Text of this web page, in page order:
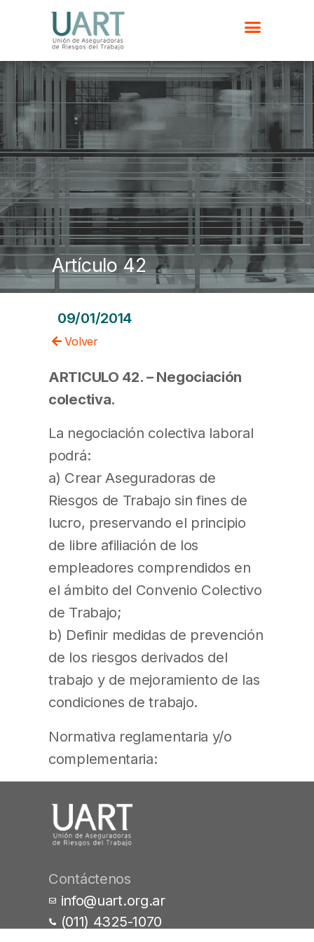
Artículo 42
09/01/2014
Volver
ARTICULO 42. – Negociación
colectiva.
La negociación colectiva laboral
podrá:
a) Crear Aseguradoras de
Riesgos de Trabajo sin fines de
lucro, preservando el principio
de libre afiliación de los
empleadores comprendidos en
el ámbito del Convenio Colectivo
de Trabajo;
b) Definir medidas de prevención
de los riesgos derivados del
trabajo y de mejoramiento de las
condiciones de trabajo.
Normativa reglamentaria y/o
complementaria:
Contáctenos
info@uart.org.ar
(011) 4325-1070